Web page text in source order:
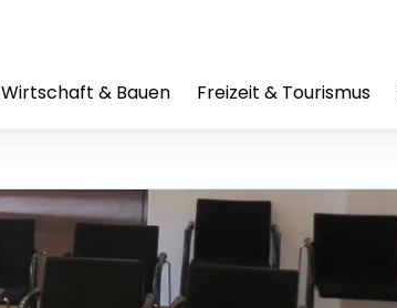
Wirtschaft & Bauen Freizeit & Tourismus